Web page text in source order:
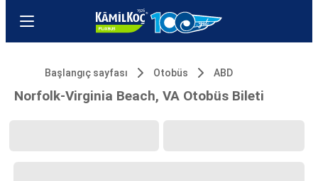
Başlangıç sayfası Otobüs ABD
Norfolk-Virginia Beach, VA Otobüs Bileti